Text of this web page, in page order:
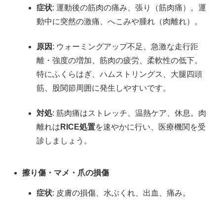
症状: 運動後の筋肉の痛み、張り（筋肉痛）。運
動中に突然の激痛、へこみや腫れ（肉離れ）。
原因 : ウォーミングアップ不足、急激な走行距
離・強度の増加、筋肉の疲労、柔軟性の低下。
特にふくらはぎ、ハムストリングス、大腿四頭
筋、股関節周囲に発生しやすいです。
対処: 筋肉痛はストレッチ、温熱ケア、休息。肉
離れは RICE処置を速やかに行い、医療機関を受
診しましょう。
擦り傷・マメ・爪の損傷
症状: 皮膚の損傷、水ぶくれ、出血、痛み。